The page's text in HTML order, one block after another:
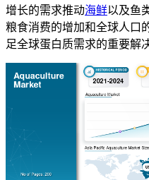
增长的需求推动海鲜以及鱼
粮食消费的增加和全球人口
足全球蛋白质需求的重要解